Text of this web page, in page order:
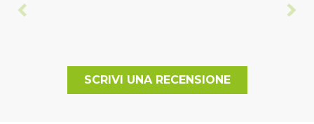
SCRIVI UNA RECENSIONE